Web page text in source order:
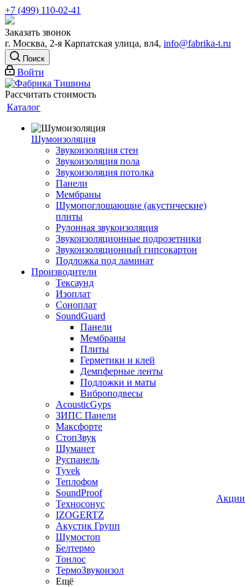
+7 (499) 110-02-41
Заказать звонок
г. Москва, 2-я Карпатская улица, вл4, info@fabrika-t.ru
Поиск
Войти
Рассчитать стоимость
Каталог
Шумоизоляция
Звукоизоляция стен
Звукоизоляция пола
Звукоизоляция потолка
Панели
Мембраны
Шумопоглощающие (акустические)
плиты
Рулонная звукоизоляция
Звукоизоляционные подрозетники
Звукоизоляционный гипсокартон
Подложка под ламинат
Производители
Тексаунд
Изоплат
Соноплат
SoundGuard
Панели
Мембраны
Плиты
Герметики и клей
Демпферные ленты
Подложки и маты
Виброподвесы
AcousticGyps
ЗИПС Панели
Максфорте
СтопЗвук
Шуманет
Руспанель
Tyvek
Теплофом
SoundProof
Техносонус
IZOGERTZ
Акустик Групп
Шумостоп
Белтермо
Тонлос
ТермоЗвукоизол
Ещё
Акции